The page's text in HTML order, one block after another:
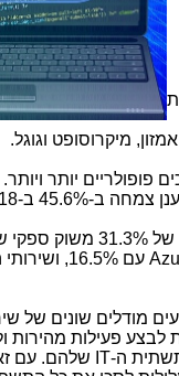
מיקרוסופט וגוגל.
פופולריים יותר
45.6% ב-2018.
הענן (
עם 16.5%,
מודלים שונים של
לבצע פעילות מהירות
ה-IT שלהם. עם